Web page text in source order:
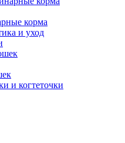
корма
и уход
и когтеточки